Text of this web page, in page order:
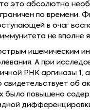
это абсолютно
по времени.
в очаг
не
ишемическим
А при
РНК аргиназы
свидетельствует об
было повышено